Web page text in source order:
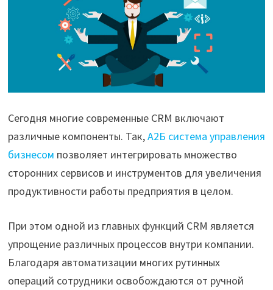
Сегодня многие современные CRM включают
различные компоненты. Так,А2Б система управления
бизнесом позволяет интегрировать множество
сторонних сервисов и инструментов для увеличения
продуктивности работы предприятия в целом.
При этом одной из главных функций CRM является
упрощение различных процессов внутри компании.
Благодаря автоматизации многих рутинных
операций сотрудники освобождаются от ручной